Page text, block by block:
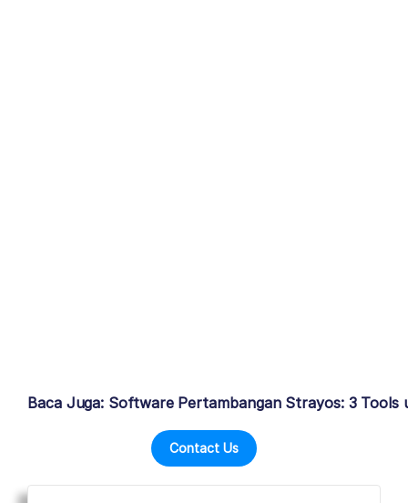
Baca Juga: Software Pertambangan Strayos: 3 Tools
Contact Us